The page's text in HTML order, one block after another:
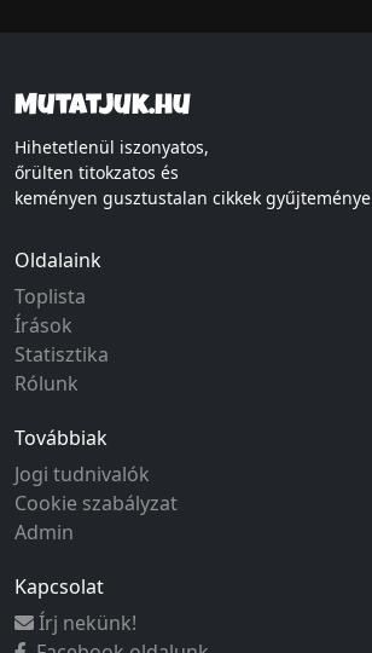
Mutatjuk.hu
Hihetetlenül iszonyatos,
őrülten titokzatos és
keményen gusztustalan cikkek gyűjteménye
Oldalaink
Toplista
Írások
Statisztika
Rólunk
Továbbiak
Jogi tudnivalók
Cookie szabályzat
Admin
Kapcsolat
Írj nekünk!